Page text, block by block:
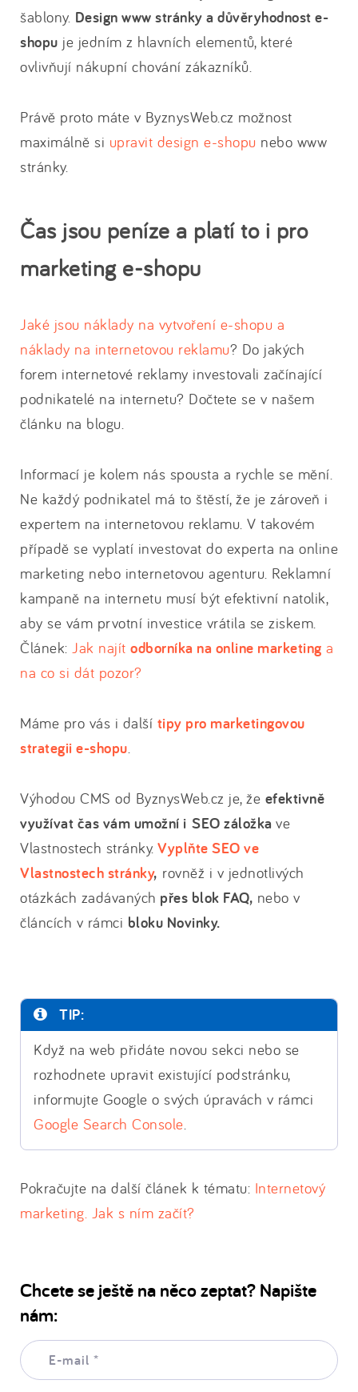
šablony. Design www stránky a důvěryhodnost e-
shopu je jedním z hlavních elementů, které
ovlivňují nákupní chování zákazníků.
Právě proto máte v ByznysWeb.cz možnost
maximálně si upravit design e-shopu nebo www
stránky.
Čas jsou peníze a platí to i pro
marketing e-shopu
Jaké jsou náklady na vytvoření e-shopu a
náklady na internetovou reklamu? Do jakých
forem internetové reklamy investovali začínající
podnikatelé na internetu? Dočtete se v našem
článku na blogu.
Informací je kolem nás spousta a rychle se mění.
Ne každý podnikatel má to štěstí, že je zároveň i
expertem na internetovou reklamu. V takovém
případě se vyplatí investovat do experta na online
marketing nebo internetovou agenturu. Reklamní
kampaně na internetu musí být efektivní natolik,
aby se vám prvotní investice vrátila se ziskem.
Článek: Jak najít odborníka na online marketing a
na co si dát pozor?
Máme pro vás i další tipy pro marketingovou
strategii e-shopu.
Výhodou CMS od ByznysWeb.cz je, že efektivně
využívat čas vám umožní i SEO záložka ve
Vlastnostech stránky. Vyplňte SEO ve
Vlastnostech stránky, rovněž i v jednotlivých
otázkách zadávaných přes blok FAQ, nebo v
článcích v rámci bloku Novinky.
TIP:
Když na web přidáte novou sekci nebo se
rozhodnete upravit existující podstránku,
informujte Google o svých úpravách v rámci
Google Search Console.
Pokračujte na další článek k tématu: Internetový
marketing. Jak s ním začít?
Chcete se ještě na něco zeptat? Napište
nám:
E-
mail: